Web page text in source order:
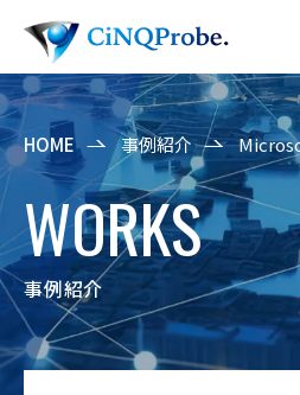
HOME 事例紹介
WORKS
事例紹介